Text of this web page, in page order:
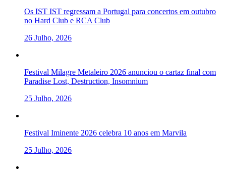
Os IST IST regressam a Portugal para concertos em outubro
no Hard Club e RCA Club
26 Julho, 2026
Festival Milagre Metaleiro 2026 anunciou o cartaz final com
Paradise Lost, Destruction, Insomnium
25 Julho, 2026
Festival Iminente 2026 celebra 10 anos em Marvila
25 Julho, 2026